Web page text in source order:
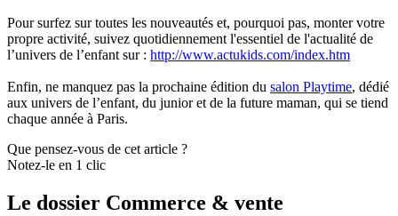
Pour surfez sur toutes les nouveautés et, pourquoi pas, monter votre
propre activité, suivez quotidiennement l'essentiel de l'actualité de
l’univers de l’enfant sur : http://www.actukids.com/index.htm
Enfin, ne manquez pas la prochaine édition du salon Playtime, dédié
aux univers de l’enfant, du junior et de la future maman, qui se tiend
chaque année à Paris.
Que pensez-vous de cet article ?
Notez-le en 1 clic
Le dossier Commerce & vente